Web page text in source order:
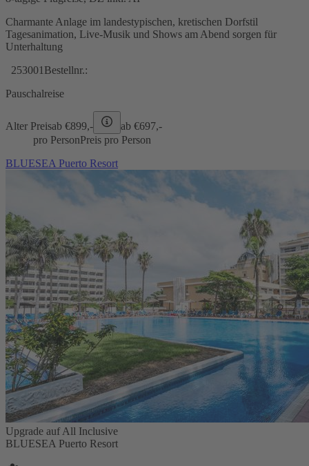
Charmante Anlage im landestypischen, kretischen Dorfstil
Tagesanimation, Live-Musik und Shows am Abend sorgen für
Unterhaltung
253001 Bestellnr.:
Pauschalreise
Alter Preisab €899,- ab €697,-
pro PersonPreis pro Person
BLUESEA Puerto Resort
Upgrade auf All Inclusive
BLUESEA Puerto Resort